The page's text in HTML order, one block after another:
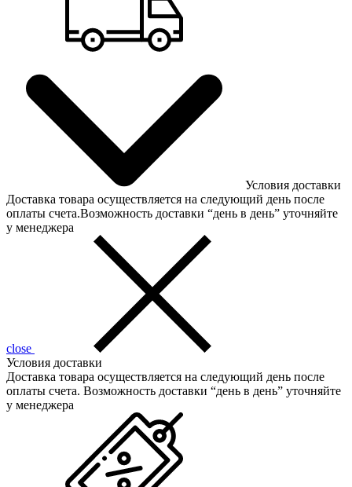
Условия доставки
Доставка товара осуществляется на следующий день после
оплаты счета.Возможность доставки “день в день” уточняйте
у менеджера
close
Условия доставки
Доставка товара осуществляется на следующий день после
оплаты счета. Возможность доставки “день в день” уточняйте
у менеджера